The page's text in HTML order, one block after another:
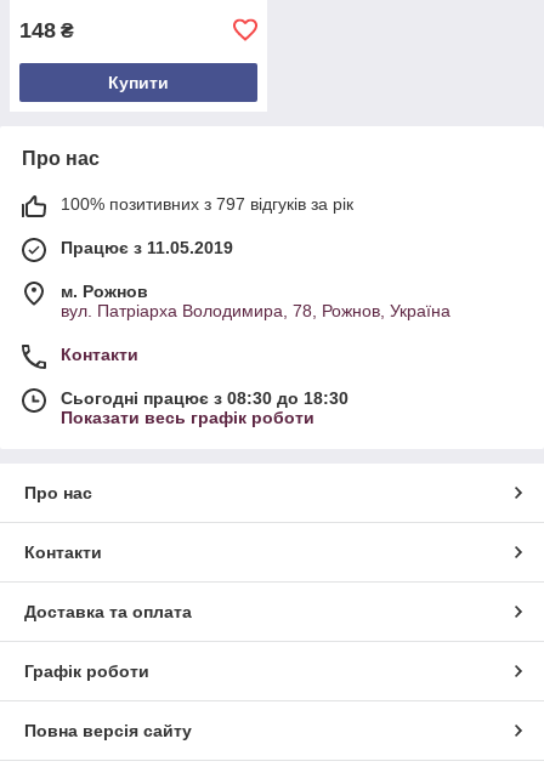
148 ₴
Купити
Про нас
100% позитивних з 797 відгуків за рік
Працює з 11.05.2019
м. Рожнов
вул. Патріарха Володимира, 78, Рожнов, Україна
Контакти
Сьогодні працює з 08:30 до 18:30
Показати весь графік роботи
Про нас
Контакти
Доставка та оплата
Графік роботи
Повна версія сайту